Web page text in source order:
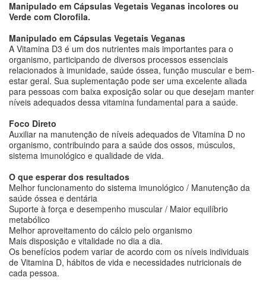
Manipulado em Cápsulas Vegetais Veganas incolores ou
Verde com Clorofila.
Manipulado em Cápsulas Vegetais Veganas
A Vitamina D3 é um dos nutrientes mais importantes para o
organismo, participando de diversos processos essenciais
relacionados à imunidade, saúde óssea, função muscular e bem-
estar geral. Sua suplementação pode ser uma excelente aliada
para pessoas com baixa exposição solar ou que desejam manter
níveis adequados dessa vitamina fundamental para a saúde.
Foco Direto
Auxiliar na manutenção de níveis adequados de Vitamina D no
organismo, contribuindo para a saúde dos ossos, músculos,
sistema imunológico e qualidade de vida.
O que esperar dos resultados
Melhor funcionamento do sistema imunológico / Manutenção da
saúde óssea e dentária
Suporte à força e desempenho muscular / Maior equilíbrio
metabólico
Melhor aproveitamento do cálcio pelo organismo
Mais disposição e vitalidade no dia a dia.
Os benefícios podem variar de acordo com os níveis individuais
de Vitamina D, hábitos de vida e necessidades nutricionais de
cada pessoa.